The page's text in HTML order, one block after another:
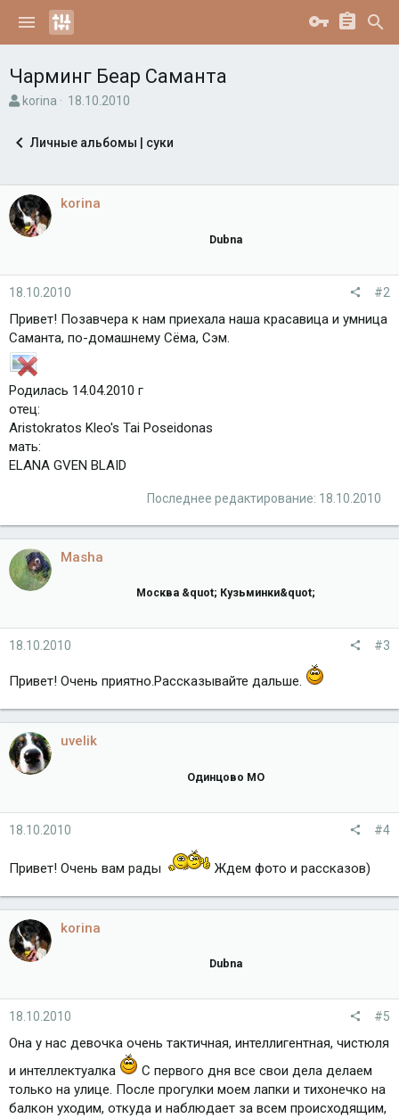
Чарминг Беар Саманта
А
о
т
е
м
ы
korina
Д
а
а
ч
18.10.2010
Личные альбомы | суки
korina
Dubna
18.10.2010 #2
Привет! Позавчера к нам приехала наша красавица и умница
Саманта, по-домашнему Сёма, Сэм.
Родилась 14.04.2010 г
отец:
Aristokratos Kleo's Tai Poseidonas
мать:
ELANA GVEN BLAID
Последнее редактирование: 18.10.2010
Masha
Москва &quot; Кузьминки&quot;
18.10.2010 #3
Привет! Очень приятно.Рассказывайте дальше.
uvelik
Одинцово МО
18.10.2010 #4
Привет! Очень вам рады Ждем фото и рассказов)
korina
Dubna
18.10.2010 #5
Она у нас девочка очень тактичная, интеллигентная, чистюля
и интеллектуалка
С первого дня все свои дела делаем
только на улице. После прогулки моем лапки и тихонечко на
балкон уходим, откуда и наблюдает за всем происходящим,